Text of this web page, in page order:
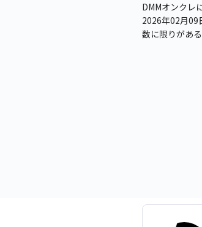
DMMオンクレ
2026年02月09
数に限りがあ